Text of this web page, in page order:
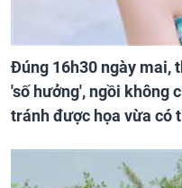
Đúng 16h30 ngày mai,
'số hưởng', ngồi không
tránh được họa vừa có